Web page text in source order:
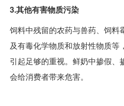
3.其他有害物质污染
饲料中残留的农药与兽药、饲料
及有毒化学物质和放射性物质等
引起足够的重视。鲜奶中掺假、
会给消费者带来危害。